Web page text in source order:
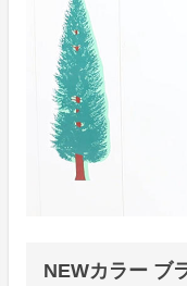
NEWカラー ブ